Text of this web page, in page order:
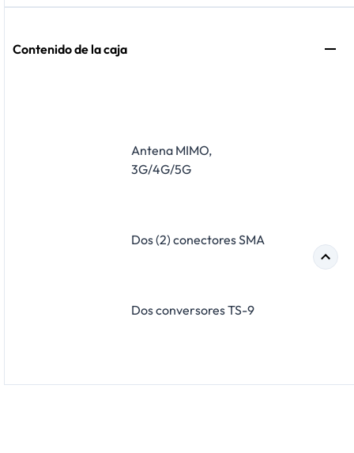
Contenido de la caja
Antena MIMO,
3G/4G/5G
Dos (2) conectores SMA
Dos conversores TS-9